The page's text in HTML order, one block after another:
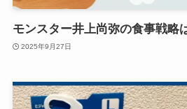
モンスター井上尚弥の食事戦略
2025年9月27日